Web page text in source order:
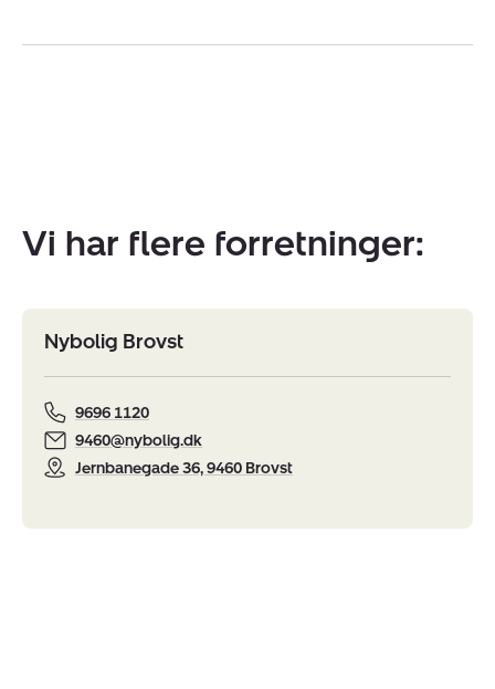
Vi har flere forretninger:
Nybolig Brovst
9696 1120
9460@nybolig.dk
Jernbanegade 36, 9460 Brovst